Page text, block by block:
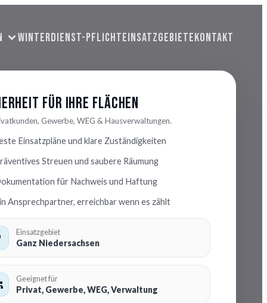
WINTERDIENST-PFLICHTEINSATZGEBIETEKONTAKT
für Ihre Flächen
Gewerbe, WEG & Hausverwaltungen.
Einsatzpläne und klare Zuständigkeiten
Streuen und saubere Räumung
für Nachweis und Haftung
Ansprechpartner, erreichbar wenn es zählt
Einsatzgebiet
Ganz Niedersachsen
Geeignet für
Privat, Gewerbe, WEG, Verwaltung